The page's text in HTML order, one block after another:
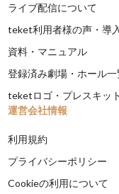
ライブ配信について
teket利用者様の声・導
資料・マニュアル
登録済み劇場・ホール一
teketロゴ・プレスキッ
運営会社情報
利用規約
プライバシーポリシー
Cookieの利用について